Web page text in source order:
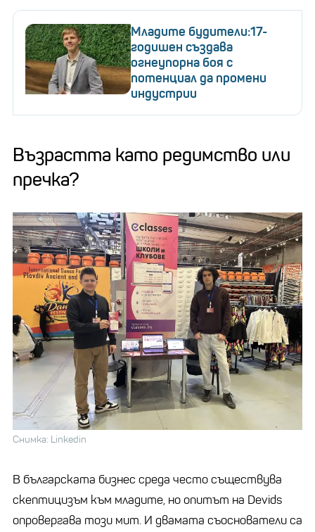
Младите будители:17-
годишен създава
огнеупорна боя с
потенциал да промени
индустрии
Възрастта като редимство или
пречка?
Снимка: Linkedin
В българската бизнес среда често съществува
скептицизъм към младите, но опитът на Devids
опровергава този мит. И двамата съоснователи са